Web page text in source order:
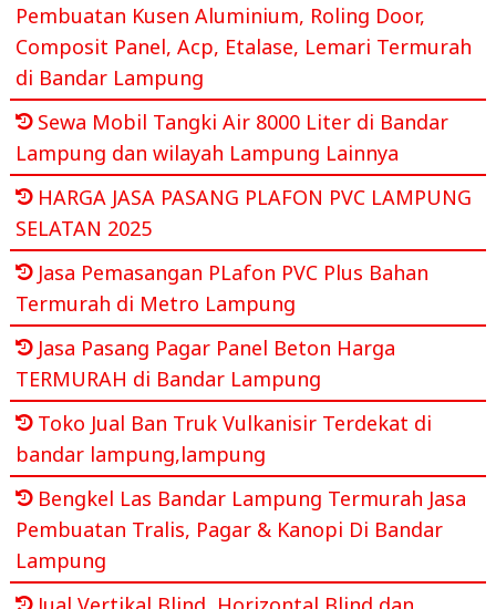
Pembuatan Kusen Aluminium, Roling Door,
Composit Panel, Acp, Etalase, Lemari Termurah
di Bandar Lampung
Sewa Mobil Tangki Air 8000 Liter di Bandar
Lampung dan wilayah Lampung Lainnya
HARGA JASA PASANG PLAFON PVC LAMPUNG
SELATAN 2025
Jasa Pemasangan PLafon PVC Plus Bahan
Termurah di Metro Lampung
Jasa Pasang Pagar Panel Beton Harga
TERMURAH di Bandar Lampung
Toko Jual Ban Truk Vulkanisir Terdekat di
bandar lampung,lampung
Bengkel Las Bandar Lampung Termurah Jasa
Pembuatan Tralis, Pagar & Kanopi Di Bandar
Lampung